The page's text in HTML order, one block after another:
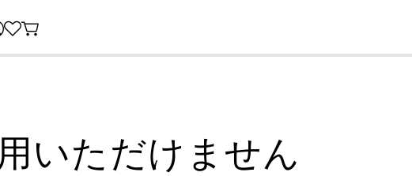
いただけません